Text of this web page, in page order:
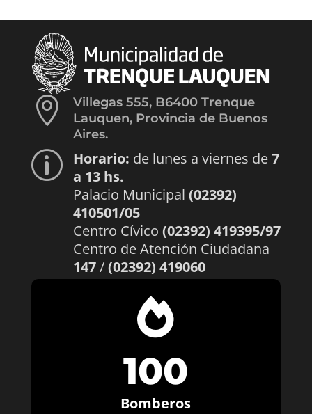

Villegas 555, B6400 Trenque
Lauquen, Provincia de Buenos
Aires.
p Horario: de lunes a viernes de7
a 13 hs.
Palacio Municipal (02392)
410501/05
Centro Cívico (02392) 419395/97
Centro de Atención Ciudadana
147/(02392) 419060

100
Bomberos